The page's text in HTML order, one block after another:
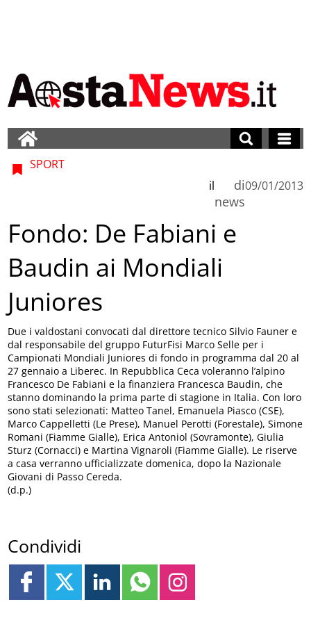
SPORT
di
news
il 09/01/2013
Fondo: De Fabiani e
Baudin ai Mondiali
Juniores
Due i valdostani convocati dal direttore tecnico Silvio Fauner e
dal responsabile del gruppo FuturFisi Marco Selle per i
Campionati Mondiali Juniores di fondo in programma dal 20 al
27 gennaio a Liberec. In Repubblica Ceca voleranno l’alpino
Francesco De Fabiani e la finanziera Francesca Baudin, che
stanno dominando la prima parte di stagione in Italia. Con loro
sono stati selezionati: Matteo Tanel, Emanuela Piasco (CSE),
Marco Cappelletti (Le Prese), Manuel Perotti (Forestale), Simone
Romani (Fiamme Gialle), Erica Antoniol (Sovramonte), Giulia
Sturz (Cornacci) e Martina Vignaroli (Fiamme Gialle). Le riserve
a casa verranno ufficializzate domenica, dopo la Nazionale
Giovani di Passo Cereda.
(d.p.)
Condividi